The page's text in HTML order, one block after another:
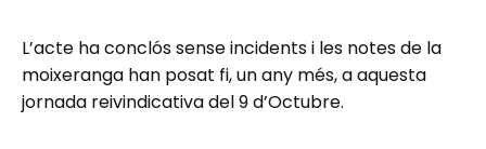
L’acte ha conclós sense incidents i les notes de la
moixeranga han posat fi, un any més, a aquesta
jornada reivindicativa del 9 d’Octubre.